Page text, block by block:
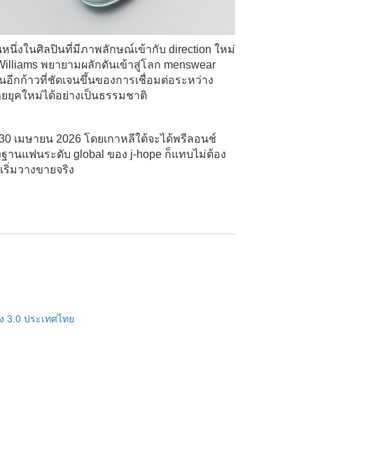
นหนึ่งในศิลปินที่มีภาพลักษณ์เข้ากับ direction ใหม่
พยายามผลักดันเข้าสู่โลก menswear
อีกก้าวที่ชัดเจนขึ้นของการเชื่อมต่อระหว่าง
ยุคใหม่ได้อย่างเป็นธรรมชาติ
เมษายน 2026 โดยเกาหลีใต้จะได้พรีลอนช์
านแฟนระดับ global ของ j-hope ก็แทบไม่ต้อง
มวางขายจริง
ประเทศไทย